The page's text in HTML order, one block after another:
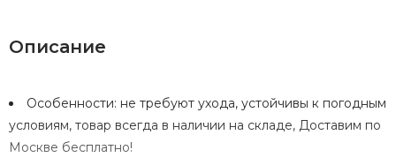
Описание
Особенности: не требуют ухода, устойчивы к погодным
условиям, товар всегда в наличии на складе, Доставим по
Москве бесплатно!